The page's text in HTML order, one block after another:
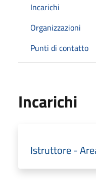
Incarichi
Organizzazioni
Punti di contatto
Incarichi
Istruttore -